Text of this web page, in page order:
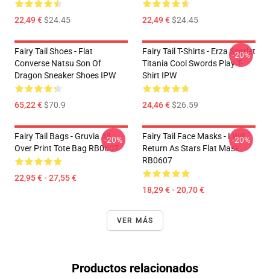
22,49 €$24.45 22,49 €$24.45
Fairy Tail Shoes - Flat
Converse Natsu Son Of
Dragon Sneaker Shoes IPW
65,22 €$70.9
Fairy Tail T-Shirts - Erza Scarlet
Titania Cool Swords Play T-
Shirt IPW
24,46 €$26.59
-20%
Fairy Tail Bags - Gruvia All
Over Print Tote Bag RB0607
22,95 € - 27,55 €
-20%
Fairy Tail Face Masks - I Will
Return As Stars Flat Mask
RB0607
18,29 € - 20,70 €
-20%
VER MÁS
Productos relacionados